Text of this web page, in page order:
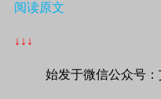
阅读原文
↓↓↓
始发于微信公众号